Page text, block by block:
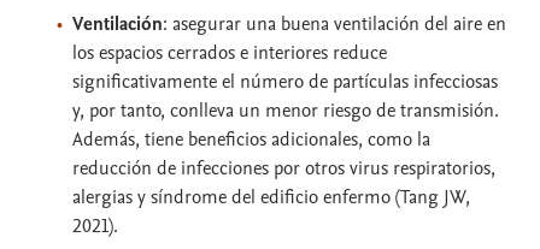
Ventilación: asegurar una buena ventilación del aire en
los espacios cerrados e interiores reduce
significativamente el número de partículas infecciosas
y, por tanto, conlleva un menor riesgo de transmisión.
Además, tiene beneficios adicionales, como la
reducción de infecciones por otros virus respiratorios,
alergias y síndrome del edificio enfermo (Tang JW,
2021).